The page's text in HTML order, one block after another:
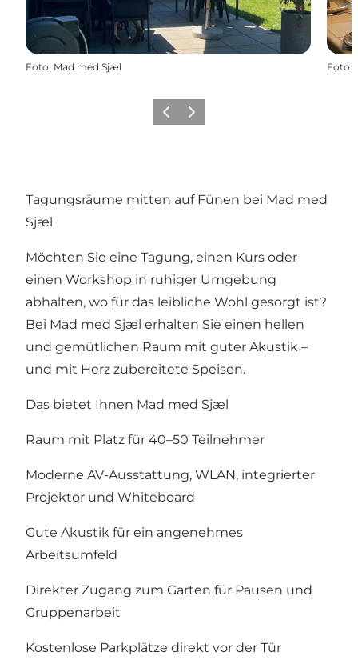
Foto: Mad med Sjæl Foto:
ZurückWeiter
Tagungsräume mitten auf Fünen bei Mad med
Sjæl
Möchten Sie eine Tagung, einen Kurs oder
einen Workshop in ruhiger Umgebung
abhalten, wo für das leibliche Wohl gesorgt ist?
Bei Mad med Sjæl erhalten Sie einen hellen
und gemütlichen Raum mit guter Akustik –
und mit Herz zubereitete Speisen.
Das bietet Ihnen Mad med Sjæl
Raum mit Platz für 40–50 Teilnehmer
Moderne AV-Ausstattung, WLAN, integrierter
Projektor und Whiteboard
Gute Akustik für ein angenehmes
Arbeitsumfeld
Direkter Zugang zum Garten für Pausen und
Gruppenarbeit
Kostenlose Parkplätze direkt vor der Tür